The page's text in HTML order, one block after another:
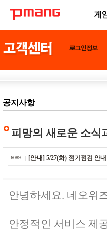
게
공지사항
피망의 새로운 소식
6089 [안내] 5/27(화) 정기점검 안내
안녕하세요. 네오위
안정적인 서비스 제